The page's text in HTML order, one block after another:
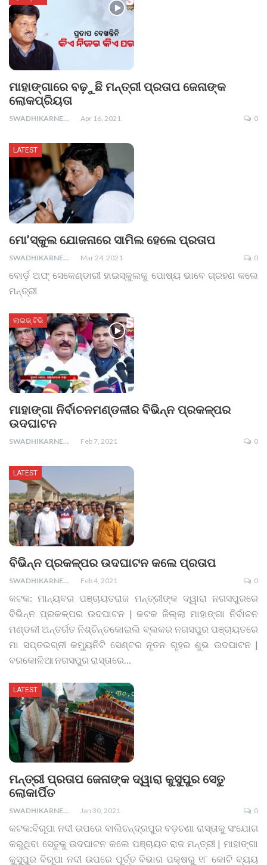
ମାହାଙ୍ଗାରେ ବଢ଼ୁଛି ମନ୍ତ୍ରୀ ପ୍ରତାପ ଜେନାଙ୍କ
ଲୋକପ୍ରିୟତା
SWADHIKARNEWS Apr 16, 2021 0
LATEST
ମୋ’ସ୍କୁଲ ଯୋଜନାରେ ସାମିଲ ହେଲେ ପ୍ରତାପ
SWADHIKARNEWS Mar 24, 2021 0
ବୋର୍ଡ଼ ଅଫ୍ ସେକେଣ୍ଡାରୀ ହାଇସ୍କୁଲକୁ ପୋଷ୍ୟ ଭାବେ ଗ୍ରହଣ କଲେ
ମନ୍ତ୍ରୀ
ଲାଇଭ୍ ଟିଭି
ମାହାଙ୍ଗା ନିର୍ବାଚନମଣ୍ଡଳୀର ବିଭିନ୍ନ ପ୍ରକଳ୍ପର
ଉଦଘାଟନ
SWADHIKARNEWS Feb 7, 2021 0
LATEST
ବିଭିନ୍ନ ପ୍ରକଳ୍ପର ଉଦଘାଟନ କଲେ ପ୍ରତାପ
SWADHIKARNEWS Feb 4, 2021 0
କଟକ: ମାନ୍ୟବର ପଞ୍ଚାୟତରାଜ ମନ୍ତ୍ରୀଙ୍କ ଦ୍ୱାରା ନଗସପୁରରେ
ବିଭିନ୍ନ ପ୍ରକଳ୍ପର ଉଦଘାଟନ | କଟକ ଜିଲ୍ଲା ମାହାଙ୍ଗା ନିର୍ବାଚନ
ମଣ୍ଡଳୀ ଅନ୍ତର୍ଗତ ନିଶ୍ଚିନ୍ତକୋଇଲି ବ୍ଲକର ନଗସପୁର ପଞ୍ଚାୟତରେ
ମା ସପ୍ତଭଗ୍ନୀ କମ୍ୟୁନିଟି ସେଣ୍ଟର ନୂତନ ଗୃହର ଶୁଭ ଉଦଘାଟନ |
ବରକୋଳିଆ ନଗସପୁର ରାସ୍ତାରେ
LATEST
ମନ୍ତ୍ରୀ ପ୍ରତାପ ଜେନାଙ୍କ ଦ୍ୱାରା କୁସୁପୁର ସେତୁ
ଲୋକାର୍ପିତ
SWADHIKARNEWS Jan 30, 2021 0
କଟକ:ବିରୂପା ନଦୀ ଉପରେ ବାଲିଚନ୍ଦ୍ରପୁର ବଡ଼ଚଣା ରାସ୍ତାକୁ ସଂଯୋଗ
କରୁଥିବା ସେତୁକୁ ଉଦଘାଟନ କଲେ ପଞ୍ଚାୟତ ରାଜ ମନ୍ତ୍ରୀ | ମାହାଙ୍ଗା
କୁସୁପୁର ବିରୂପା ନଦୀ ଉପରେ ପୂର୍ତ୍ତ ବିଭାଗ ପକ୍ଷରୁ ୧୮ କୋଟି ବ୍ୟୟ